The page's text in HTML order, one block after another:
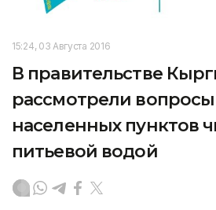
15:24, 03 Августа 2016
В правительстве
рассмотрели
населенных пунктов
питьевой водой